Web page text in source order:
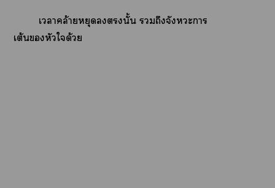
เาคล้ายหยุดนั้น ถึงจังหวะการ
เต้หัวใด้วย